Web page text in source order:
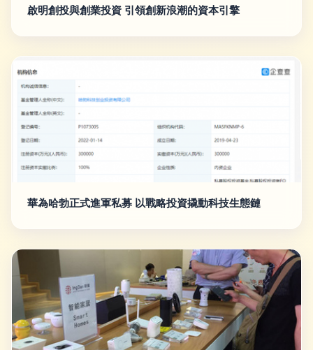
啟明創投與創業投資 引領創新浪潮的資本引擎
華為哈勃正式進軍私募 以戰略投資撬動科技生態鏈